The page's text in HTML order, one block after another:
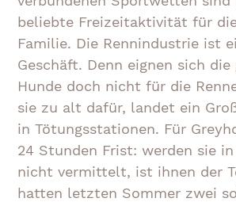
beliebte Freizeitaktivität für
Familie. Die Rennindustrie ist
Geschäft. Denn eignen sich
Hunde doch nicht für die
sie zu alt dafür, landet ein
in Tötungsstationen. Für
24 Stunden Frist: werden sie
nicht vermittelt, ist ihnen der
hatten letzten Sommer zwei